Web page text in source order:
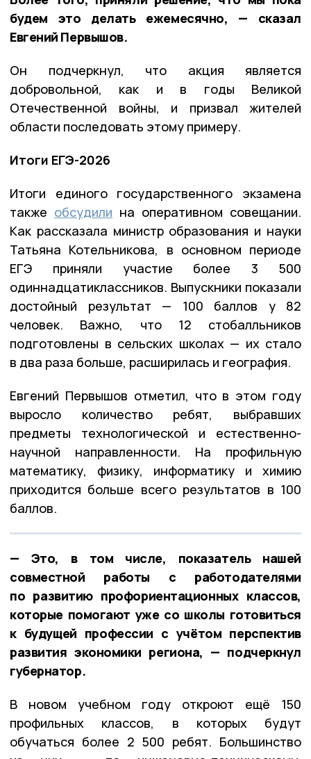
будем это делать ежемесячно, — сказал
Евгений Первышов.
Он подчеркнул, что акция является
добровольной, как и в годы Великой
Отечественной войны, и призвал жителей
области последовать этому примеру.
Итоги ЕГЭ-2026
Итоги единого государственного экзамена
также обсудили на оперативном совещании.
Как рассказала министр образования и науки
Татьяна Котельникова, в основном периоде
ЕГЭ приняли участие более 3 500
одиннадцатиклассников. Выпускники показали
достойный результат — 100 баллов у 82
человек. Важно, что 12 стобалльников
подготовлены в сельских школах — их стало
в два раза больше, расширилась и география.
Евгений Первышов отметил, что в этом году
выросло количество ребят, выбравших
предметы технологической и естественно-
научной направленности. На профильную
математику, физику, информатику и химию
приходится больше всего результатов в 100
баллов.
— Это, в том числе, показатель нашей
совместной работы с работодателями
по развитию профориентационных классов,
которые помогают уже со школы готовиться
к будущей профессии с учётом перспектив
развития экономики региона, — подчеркнул
губернатор.
В новом учебном году откроют ещё 150
профильных классов, в которых будут
обучаться более 2 500 ребят. Большинство